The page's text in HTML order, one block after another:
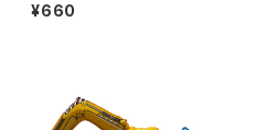
¥660